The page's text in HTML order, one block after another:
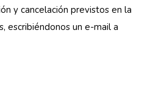
y cancelación previstos en la
escribiéndonos un e-mail a